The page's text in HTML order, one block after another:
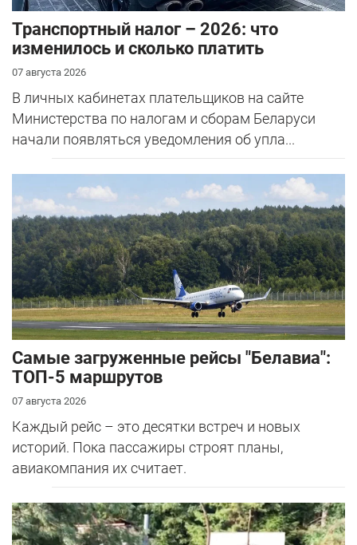
Транспортный налог – 2026: что
изменилось и сколько платить
07 августа 2026
В личных кабинетах плательщиков на сайте
Министерства по налогам и сборам Беларуси
начали появляться уведомления об упла...
Самые загруженные рейсы "Белавиа":
ТОП-5 маршрутов
07 августа 2026
Каждый рейс – это десятки встреч и новых
историй. Пока пассажиры строят планы,
авиакомпания их считает.